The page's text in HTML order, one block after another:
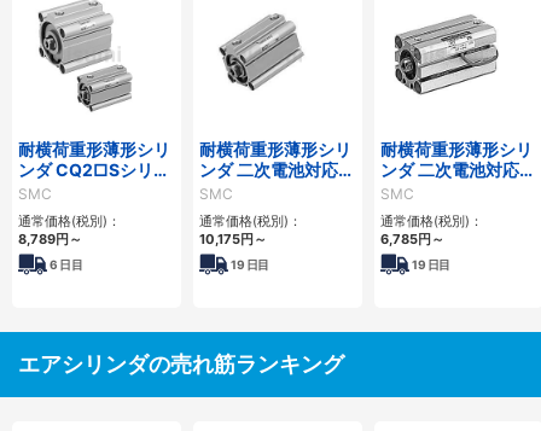
耐横荷重形薄形シリ
ンダ CQ2□Sシリー
ズ
SMC
通常価格(税別)：
8,789円 ～
6 日目
耐横荷重形薄形シリ
ンダ 二次電池対応
25A-CQ2□Sシリー
ズ
SMC
通常価格(税別)：
10,175円 ～
19 日目
耐横荷重形薄形シリ
ンダ 二次電池対応
25A-CQS□Sシリー
ズ
SMC
通常価格(税別)：
6,785円 ～
19 日目
エアシリンダの売れ筋ランキング